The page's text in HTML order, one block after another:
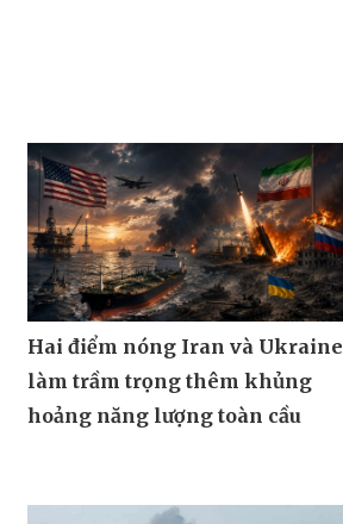
Hai điểm nóng Iran và Ukraine
làm trầm trọng thêm khủng
hoảng năng lượng toàn cầu